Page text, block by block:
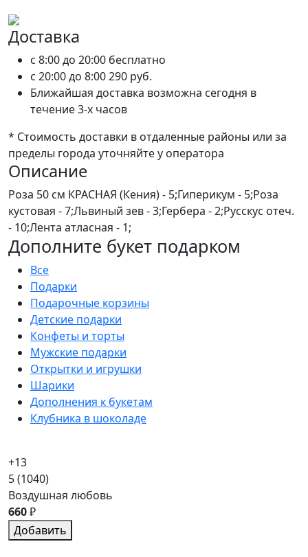
Доставка
c 8:00 до 20:00 бесплатно
c 20:00 до 8:00290 руб.
Ближайшая доставка возможна сегодня в
течение 3-х часов
* Стоимость доставки в отдаленные районы или за
пределы города уточняйте у оператора
Описание
Роза 50 см КРАСНАЯ (Кения) - 5;Гиперикум - 5;Роза
кустовая - 7;Львиный зев - 3;Гербера - 2;Русскус отеч.
- 10;Лента атласная - 1;
Дополните букет подарком
Все
Подарки
Подарочные корзины
Детские подарки
Конфеты и торты
Мужские подарки
Открытки и игрушки
Шарики
Дополнения к букетам
Клубника в шоколаде
+13
5(1040)
Воздушная любовь
660₽
Добавить